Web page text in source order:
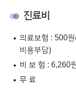
진료비
의료보험 : 500
비용부담)
비 보 험 : 6,260
무 료